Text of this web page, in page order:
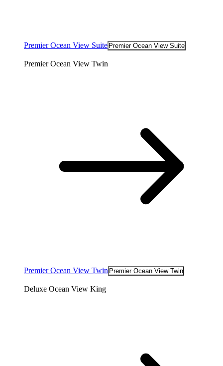
Premier Ocean View Suite Premier Ocean View Suite
Premier Ocean View Twin
Premier Ocean View Twin Premier Ocean View Twin
Deluxe Ocean View King